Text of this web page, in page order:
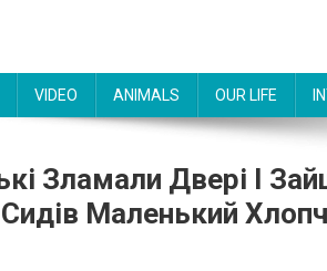
VIDEO ANIMALS OUR LIFE
Злaмали Двері І
Маленький